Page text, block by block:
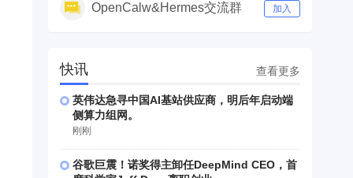
OpenCalw&Hermes交流群 加入
快讯 查看更多
英伟达急寻中国AI基站供应商，明后年启动端
侧算力组网。
刚刚
谷歌巨震！诺奖得主卸任DeepMind CEO，首